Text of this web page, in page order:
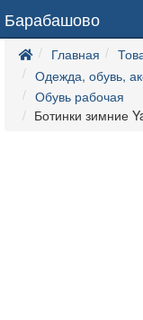
Барабашово
Главная
Одежда, обувь,
Обувь рабочая
Ботинки зимние